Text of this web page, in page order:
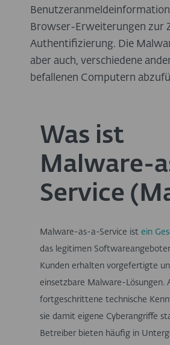
Browser-Erweiterungen zur
Authentifizierung. Die
aber auch, verschiedene
befallenen Computern
Was ist
Malware-
Service
Malware-as-a-Service ist ein
das legitimen
Kunden erhalten vorgefertigte
einsetzbare Malware-Lösungen.
fortgeschrittene technische
sie damit eigene Cyberangriffe
Betreiber bieten häufig in